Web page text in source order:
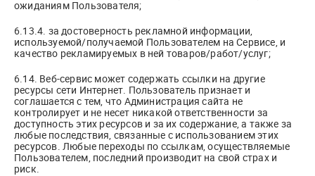
ожиданиям Пользователя;
6.13.4. за достоверность рекламной информации,
используемой/получаемой Пользователем на Сервисе, и
качество рекламируемых в ней товаров/работ/услуг;
6.14. Веб-сервис может содержать ссылки на другие
ресурсы сети Интернет. Пользователь признает и
соглашается с тем, что Администрация сайта не
контролирует и не несет никакой ответственности за
доступность этих ресурсов и за их содержание, а также за
любые последствия, связанные с использованием этих
ресурсов. Любые переходы по ссылкам, осуществляемые
Пользователем, последний производит на свой страх и
риск.